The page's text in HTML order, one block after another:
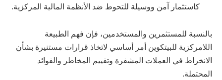
كاستثمار آمن ووسيلة للتحوط ضد الأنظمة المالية المركزية.
بالنسبة للمستثمرين والمستخدمين، فإن فهم الطبيعة
اللامركزية للبيتكوين أمر أساسي لاتخاذ قرارات مستنيرة بشأن
الانخراط في العملات المشفرة وتقييم المخاطر والفوائد
المحتملة.